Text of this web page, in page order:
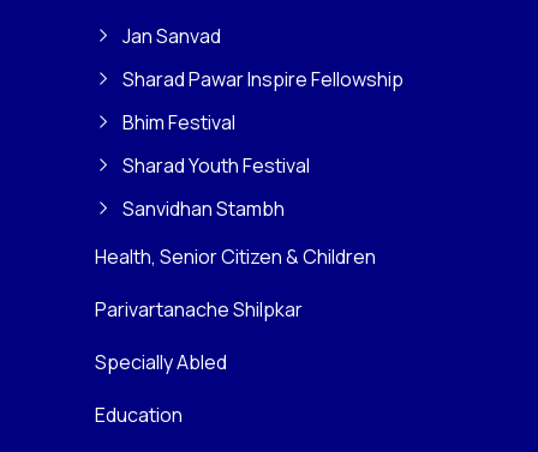
Jan Sanvad
Sharad Pawar Inspire Fellowship
Bhim Festival
Sharad Youth Festival
Sanvidhan Stambh
Health, Senior Citizen & Children
Parivartanache Shilpkar
Specially Abled
Education